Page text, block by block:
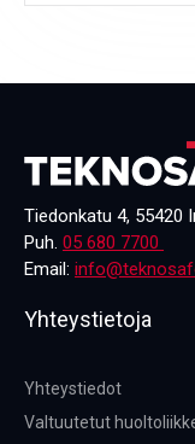
Tiedonkatu 4, 55420
Puh. 05 680 7700
Email:
Yhteystietoja
Yhteystiedot
Valtuutetut